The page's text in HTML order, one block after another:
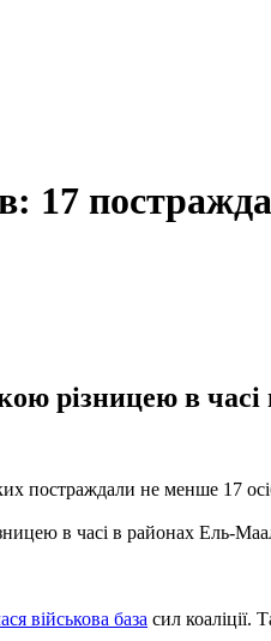
17
різницею в часі
постраждали не менше 17
в часі в районах
військова база сил коаліції.